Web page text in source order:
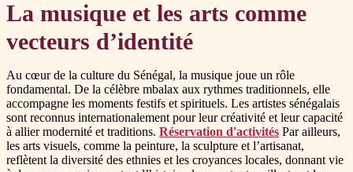
La musique et les arts comme
vecteurs d’identité
Au cœur de la culture du Sénégal, la musique joue un rôle
fondamental. De la célèbre mbalax aux rythmes traditionnels, elle
accompagne les moments festifs et spirituels. Les artistes sénégalais
sont reconnus internationalement pour leur créativité et leur capacité
à allier modernité et traditions. Réservation d'activités Par ailleurs,
les arts visuels, comme la peinture, la sculpture et l’artisanat,
reflètent la diversité des ethnies et les croyances locales, donnant vie